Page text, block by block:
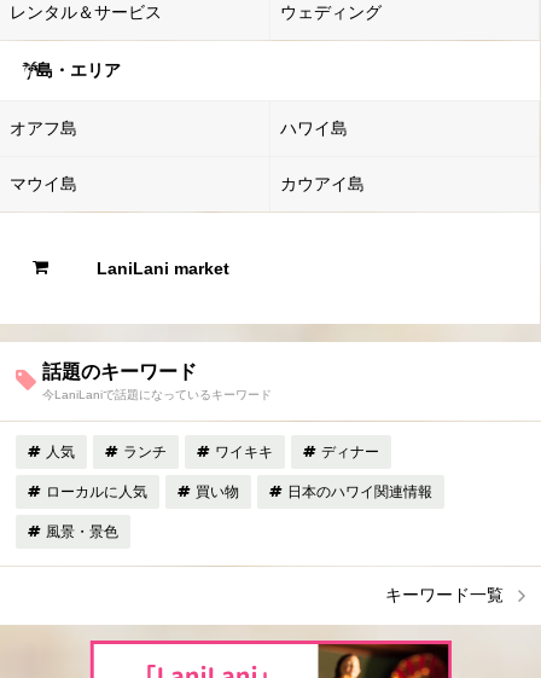
レンタル＆サービス ウェディング
島・エリア
オアフ島 ハワイ島
マウイ島 カウアイ島
LaniLani market
話題のキーワード
今LaniLaniで話題になっているキーワード
人気 ランチ ワイキキ ディナー
ローカルに人気 買い物 日本のハワイ関連情報
風景・景色
キーワード一覧